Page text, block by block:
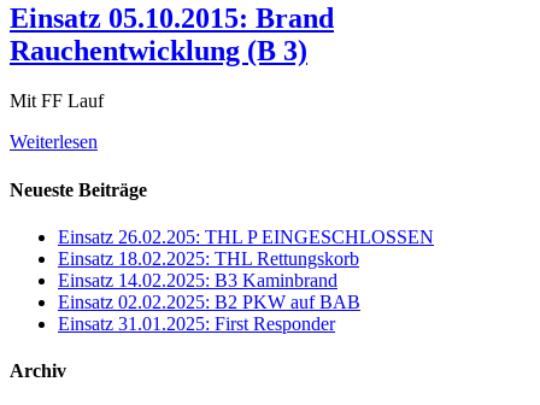
Einsatz 05.10.2015: Brand
Rauchentwicklung (B 3)
Mit FF Lauf
Weiterlesen
Neueste Beiträge
Einsatz 26.02.205: THL P EINGESCHLOSSEN
Einsatz 18.02.2025: THL Rettungskorb
Einsatz 14.02.2025: B3 Kaminbrand
Einsatz 02.02.2025: B2 PKW auf BAB
Einsatz 31.01.2025: First Responder
Archiv